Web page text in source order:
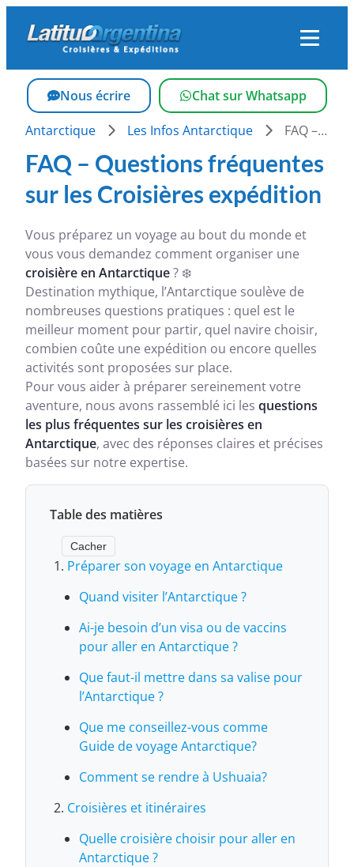
Nous écrire
Chat sur Whatsapp
Antarctique
Les Infos Antarctique FAQ – Questions fréquentes sur les Croisières expédition
FAQ – Questions fréquentes
sur les Croisières expédition
Vous préparez un voyage au bout du monde et
vous vous demandez comment organiser une
croisière en Antarctique? ❄️
Destination mythique, l’Antarctique soulève de
nombreuses questions pratiques : quel est le
meilleur moment pour partir, quel navire choisir,
combien coûte une expédition ou encore quelles
activités sont proposées sur place.
Pour vous aider à préparer sereinement votre
aventure, nous avons rassemblé ici les questions
les plus fréquentes sur les croisières en
Antarctique, avec des réponses claires et précises
basées sur notre expertise.
Table des matières
Cacher
Préparer son voyage en Antarctique
Quand visiter l’Antarctique ?
Ai-je besoin d’un visa ou de vaccins
pour aller en Antarctique ?
Que faut-il mettre dans sa valise pour
l’Antarctique ?
Que me conseillez-vous comme
Guide de voyage Antarctique?
Comment se rendre à Ushuaia?
Croisières et itinéraires
Quelle croisière choisir pour aller en
Antarctique ?